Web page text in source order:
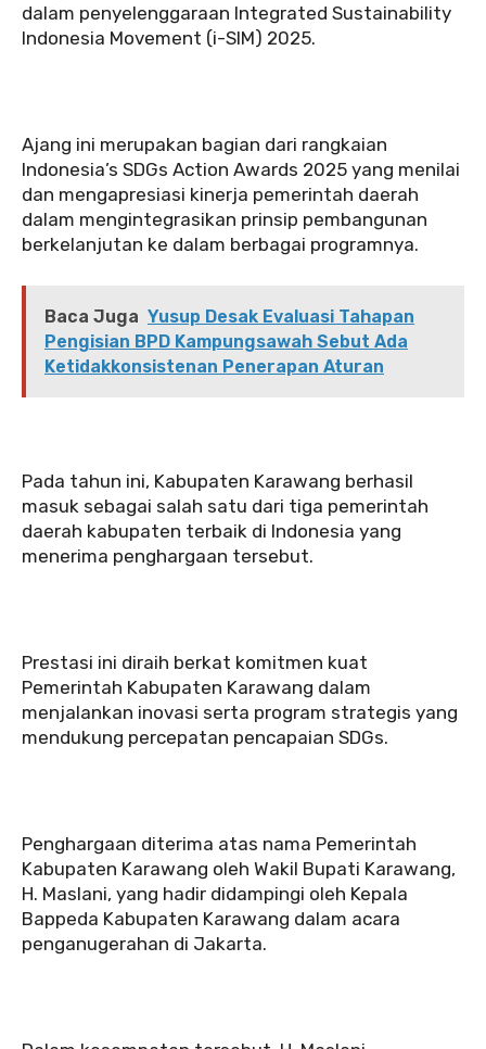
dalam penyelenggaraan Integrated Sustainability
Indonesia Movement (i-SIM) 2025.
Ajang ini merupakan bagian dari rangkaian
Indonesia’s SDGs Action Awards 2025 yang menilai
dan mengapresiasi kinerja pemerintah daerah
dalam mengintegrasikan prinsip pembangunan
berkelanjutan ke dalam berbagai programnya.
Baca Juga Yusup Desak Evaluasi Tahapan
Pengisian BPD Kampungsawah Sebut Ada
Ketidakkonsistenan Penerapan Aturan
Pada tahun ini, Kabupaten Karawang berhasil
masuk sebagai salah satu dari tiga pemerintah
daerah kabupaten terbaik di Indonesia yang
menerima penghargaan tersebut.
Prestasi ini diraih berkat komitmen kuat
Pemerintah Kabupaten Karawang dalam
menjalankan inovasi serta program strategis yang
mendukung percepatan pencapaian SDGs.
Penghargaan diterima atas nama Pemerintah
Kabupaten Karawang oleh Wakil Bupati Karawang,
H. Maslani, yang hadir didampingi oleh Kepala
Bappeda Kabupaten Karawang dalam acara
penganugerahan di Jakarta.